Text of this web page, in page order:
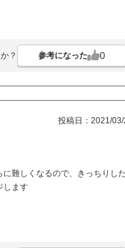
？ 参考になった 0
投稿日：2021/
難しくなるので、きっちりした
します